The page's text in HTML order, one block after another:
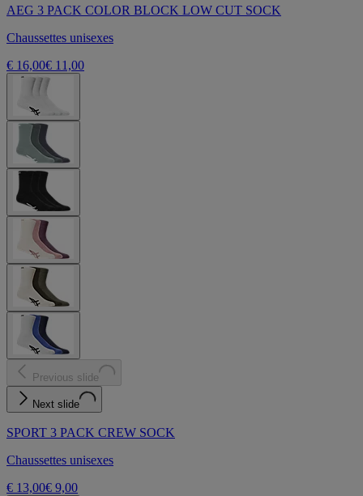
AEG 3 PACK COLOR BLOCK LOW CUT SOCK
Chaussettes unisexes
€ 16,00€ 11,00
Previous slide
Next slide
SPORT 3 PACK CREW SOCK
Chaussettes unisexes
€ 13,00€ 9,00